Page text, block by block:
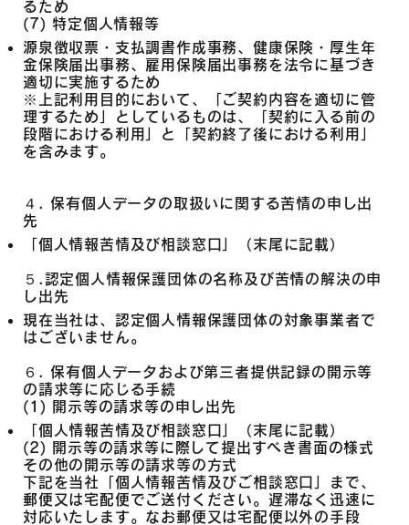
るため
(7) 特定個人情報等
源泉徴収票・支払調書作成事務、健康保険・厚生年
金保険届出事務、雇用保険届出事務を法令に基づき
適切に実施するため
※上記利用目的において、「ご契約内容を適切に管
理するため」としているものは、「契約に入る前の
段階における利用」と「契約終了後における利用」
を含みます。
４. 保有個人データの取扱いに関する苦情の申し出
先
「個人情報苦情及び相談窓口」（末尾に記載）
５.認定個人情報保護団体の名称及び苦情の解決の申
し出先
現在当社は、認定個人情報保護団体の対象事業者で
はございません。
６. 保有個人データおよび第三者提供記録の開示等
の請求等に応じる手続
(1) 開示等の請求等の申し出先
「個人情報苦情及び相談窓口」（末尾に記載）
(2) 開示等の請求等に際して提出すべき書面の様式
その他の開示等の請求等の方式
下記を当社「個人情報苦情及びご相談窓口」まで、
郵便又は宅配便でご送付ください。遅滞なく迅速に
対応いたします。なお郵便又は宅配便以外の手段